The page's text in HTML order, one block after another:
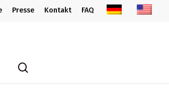
Presse Kontakt FAQ